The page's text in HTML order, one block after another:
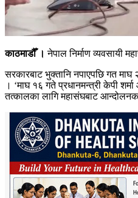
काठमाडौँ । नेपाल निर्माण व्यवसायी
सरकारबाट भुक्तानि नपाएपछि गत
। ‘माघ १६ गते प्रधानमन्त्री केपी
तत्कालका लागि महासंघबाट